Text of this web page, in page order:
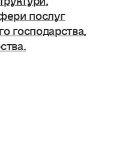
послуг
господарства,